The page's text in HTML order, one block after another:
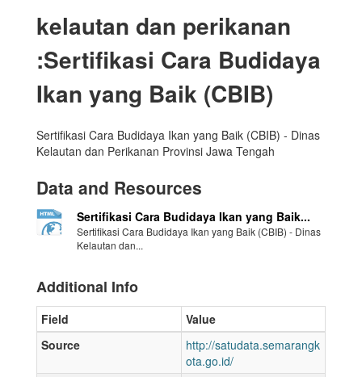
kelautan dan perikanan
:Sertifikasi Cara Budidaya
Ikan yang Baik (CBIB)
Sertifikasi Cara Budidaya Ikan yang Baik (CBIB) - Dinas
Kelautan dan Perikanan Provinsi Jawa Tengah
Data and Resources
Sertifikasi Cara Budidaya Ikan yang Baik...
Sertifikasi Cara Budidaya Ikan yang Baik (CBIB) - Dinas
Kelautan dan...
Additional Info
Field
Value
Source
http://satudata.semarangk
ota.go.id/